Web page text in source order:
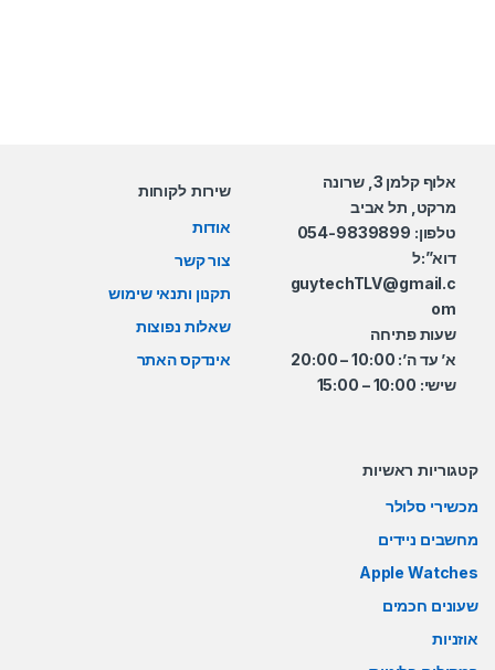
אלוף קלמן 3, שרונה
מרקט, תל אביב
טלפון: 054-9839899
דוא”:ל
guytechTLV@gmail.c
om
שעות פתיחה
א’ עד ה’: 10:00 – 20:00
שישי: 10:00 – 15:00
שירות לקוחות
אודות
צור קשר
תקנון ותנאי שימוש
שאלות נפוצות
אינדקס האתר
קטגוריות ראשיות
מכשירי סלולר
מחשבים ניידים
Apple Watches
שעונים חכמים
אוזניות